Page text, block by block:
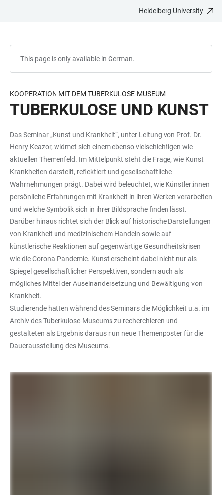
Heidelberg University
This page is only available in German.
KOOPERATION MIT DEM TUBERKULOSE-MUSEUM
TUBERKULOSE UND KUNST
Das Seminar „Kunst und Krankheit“, unter Leitung von Prof. Dr.
Henry Keazor, widmet sich einem ebenso vielschichtigen wie
aktuellen Themenfeld. Im Mittelpunkt steht die Frage, wie Kunst
Krankheiten darstellt, reflektiert und gesellschaftliche
Wahrnehmungen prägt. Dabei wird beleuchtet, wie Künstler:innen
persönliche Erfahrungen mit Krankheit in ihren Werken verarbeiten
und welche Symbolik sich in ihrer Bildsprache finden lässt.
Darüber hinaus richtet sich der Blick auf historische Darstellungen
von Krankheit und medizinischem Handeln sowie auf
künstlerische Reaktionen auf gegenwärtige Gesundheitskrisen
wie die Corona-Pandemie. Kunst erscheint dabei nicht nur als
Spiegel gesellschaftlicher Perspektiven, sondern auch als
mögliches Mittel der Auseinandersetzung und Bewältigung von
Krankheit.
Studierende hatten während des Seminars die Möglichkeit u.a. im
Archiv des Tuberkulose-Museums zu recherchieren und
gestalteten als Ergebnis daraus nun neue Themenposter für die
Dauerausstellung des Museums.